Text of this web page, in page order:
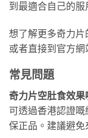
到最適合自己的服
想了解更多奇力片
或者直接到官方網
常見問題
奇力片空肚食效果
可透過香港認證
保正品。建議避免